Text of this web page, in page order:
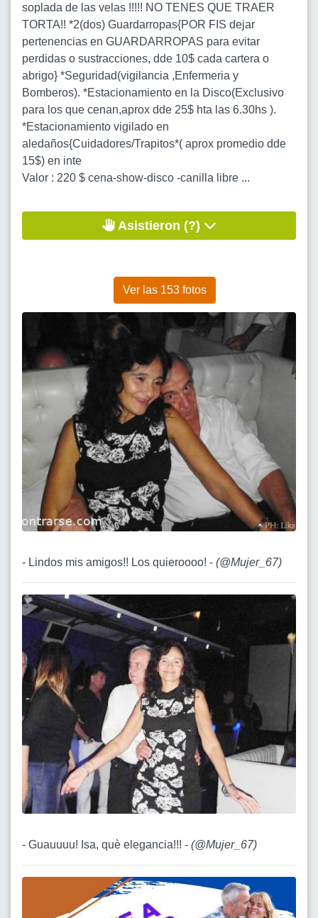
soplada de las velas !!!!! NO TENES QUE TRAER
TORTA!! *2(dos) Guardarropas{POR FIS dejar
pertenencias en GUARDARROPAS para evitar
perdidas o sustracciones, dde 10$ cada cartera o
abrigo} *Seguridad(vigilancia ,Enfermeria y
Bomberos). *Estacionamiento en la Disco(Exclusivo
para los que cenan,aprox dde 25$ hta las 6.30hs ).
*Estacionamiento vigilado en
aledaños{Cuidadores/Trapitos*( aprox promedio dde
15$) en inte
Valor : 220 $ cena-show-disco -canilla libre ...
Asistieron (?)
Ver las 153 fotos
- Lindos mis amigos!! Los quieroooo! - (@Mujer_67)
- Guauuuu! Isa, què elegancia!!! - (@Mujer_67)